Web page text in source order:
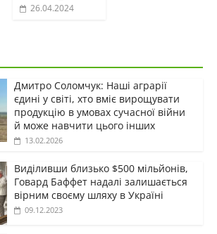
26.04.2024
Дмитро Соломчук: Наші аграрії
єдині у світі, хто вміє вирощувати
продукцію в умовах сучасної війни
й може навчити цього інших
13.02.2026
Виділивши близько $500 мільйонів,
Говард Баффет надалі залишається
вірним своєму шляху в Україні
09.12.2023